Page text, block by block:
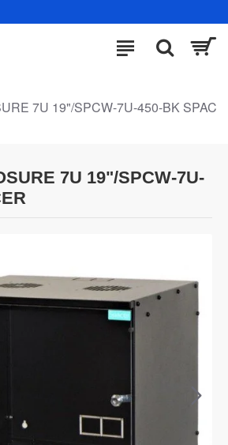
7U 19"/SPCW-7U-450-BK SPAC
7U 19"/SPCW-7U-